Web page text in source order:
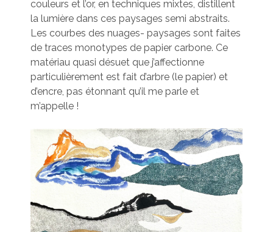
couleurs et l’or, en techniques mixtes, distillent
la lumière dans ces paysages semi abstraits.
Les courbes des nuages- paysages sont faites
de traces monotypes de papier carbone. Ce
matériau quasi désuet que j’affectionne
particulièrement est fait d’arbre (le papier) et
d’encre, pas étonnant qu’il me parle et
m’appelle !